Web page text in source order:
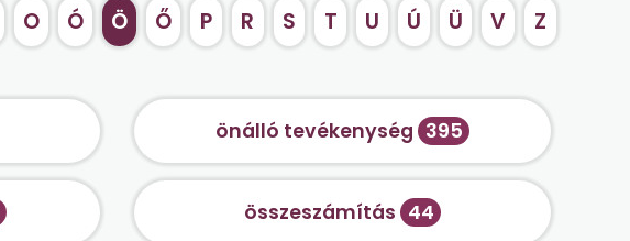
O Ó Ö Ő P R S T U Ú Ü V Z
önálló tevékenység 395
összeszámítás 44